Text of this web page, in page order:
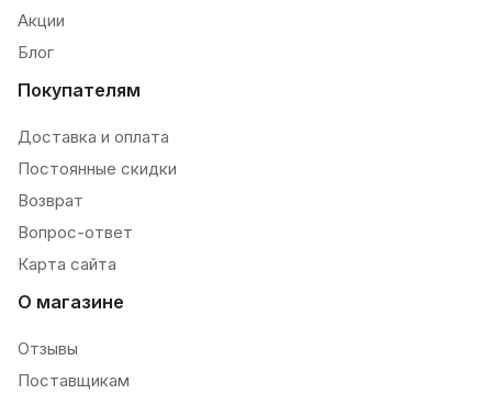
Акции
Блог
Покупателям
Доставка и оплата
Постоянные скидки
Возврат
Вопрос-ответ
Карта сайта
О магазине
Отзывы
Поставщикам